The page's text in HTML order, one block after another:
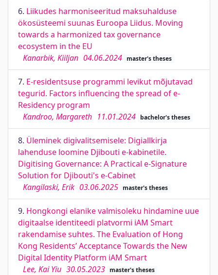
6. Liikudes harmoniseeritud maksuhalduse
ökosüsteemi suunas Euroopa Liidus. Moving
towards a harmonized tax governance
ecosystem in the EU
Kanarbik, Kiiljan 04.06.2024 master's theses
7. E-residentsuse programmi levikut mõjutavad
tegurid. Factors influencing the spread of e-
Residency program
Kandroo, Margareth 11.01.2024 bachelor's theses
8. Üleminek digivalitsemisele: Digiallkirja
lahenduse loomine Djibouti e-kabinetile.
Digitising Governance: A Practical e-Signature
Solution for Djibouti's e-Cabinet
Kangilaski, Erik 03.06.2025 master's theses
9. Hongkongi elanike valmisoleku hindamine uue
digitaalse identiteedi platvormi iAM Smart
rakendamise suhtes. The Evaluation of Hong
Kong Residents’ Acceptance Towards the New
Digital Identity Platform iAM Smart
Lee, Kai Yiu 30.05.2023 master's theses